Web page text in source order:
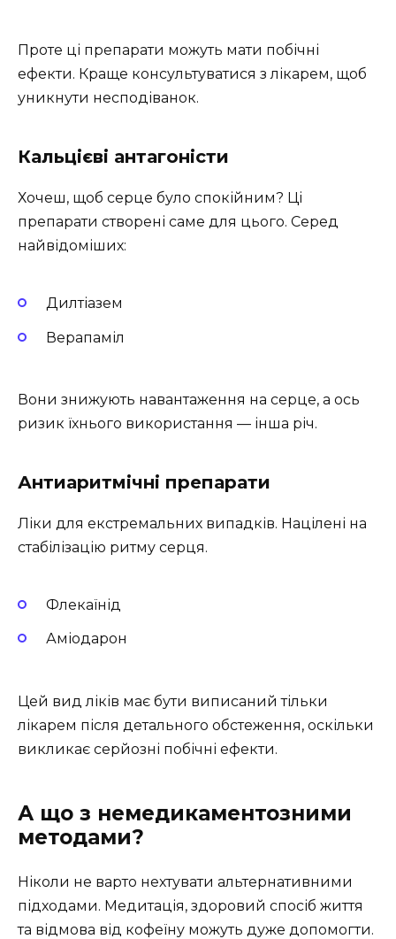
Проте ці препарати можуть мати побічні
ефекти. Краще консультуватися з лікарем, щоб
уникнути несподіванок.
Кальцієві антагоністи
Хочеш, щоб серце було спокійним? Ці
препарати створені саме для цього. Серед
найвідоміших:
Дилтіазем
Верапаміл
Вони знижують навантаження на серце, а ось
ризик їхнього використання — інша річ.
Антиаритмічні препарати
Ліки для екстремальних випадків. Націлені на
стабілізацію ритму серця.
Флекаїнід
Аміодарон
Цей вид ліків має бути виписаний тільки
лікарем після детального обстеження, оскільки
викликає серйозні побічні ефекти.
А що з немедикаментозними
методами?
Ніколи не варто нехтувати альтернативними
підходами. Медитація, здоровий спосіб життя
та відмова від кофеїну можуть дуже допомогти.